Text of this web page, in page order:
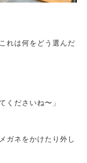
れは何をどう選んだ
くださいね〜」
ガネをかけたり外し